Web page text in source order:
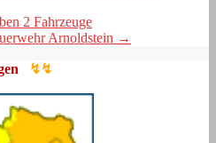
2 Fahrzeuge
Arnoldstein →
↯↯